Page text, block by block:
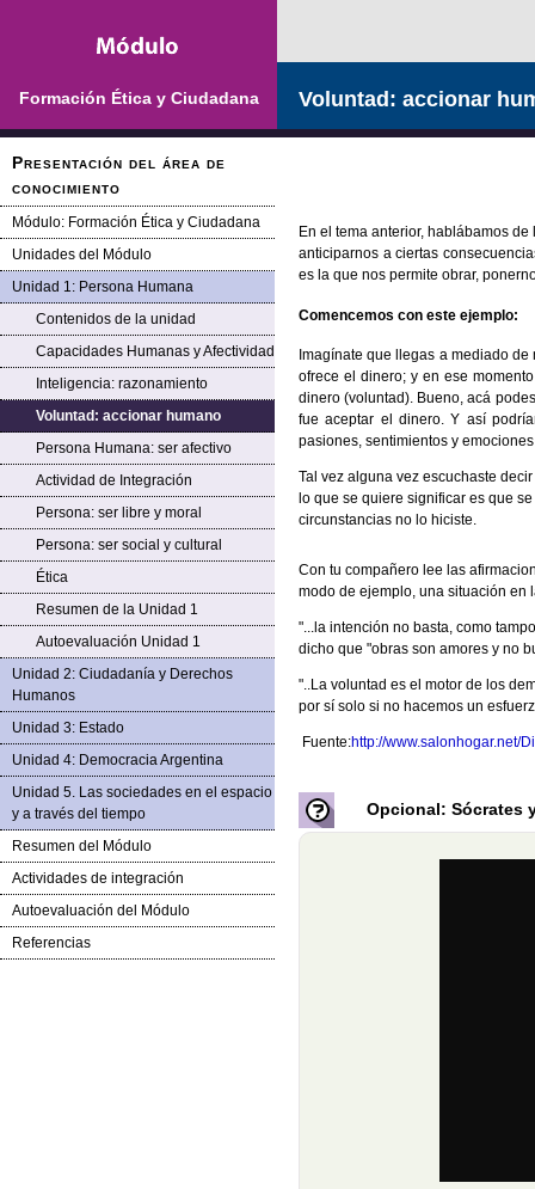
Formación Ética y Ciudadana
Presentación del área de
conocimiento
Módulo: Formación Ética y Ciudadana
Unidades del Módulo
Unidad 1: Persona Humana
Contenidos de la unidad
Capacidades Humanas y Afectividad
Inteligencia: razonamiento
Voluntad: accionar humano
Persona Humana: ser afectivo
Actividad de Integración
Persona: ser libre y moral
Persona: ser social y cultural
Ética
Resumen de la Unidad 1
Autoevaluación Unidad 1
Unidad 2: Ciudadanía y Derechos
Humanos
Unidad 3: Estado
Unidad 4: Democracia Argentina
Unidad 5. Las sociedades en el espacio
y a través del tiempo
Resumen del Módulo
Actividades de integración
Autoevaluación del Módulo
Referencias
Voluntad: accionar
En el tema anterior, hablábamos
anticiparnos a ciertas
es la que nos permite obrar,
Comencemos con este ejemplo:
Imagínate que llegas a mediado
ofrece el dinero; y en ese
dinero (voluntad). Bueno, acá
fue aceptar el dinero. Y así
pasiones, sentimientos y
Tal vez alguna vez escuchaste
lo que se quiere significar es que
circunstancias no lo hiciste.
Con tu compañero lee las
modo de ejemplo, una situación en
"...la intención no basta, como
dicho que "obras son amores y no
"..La voluntad es el motor de los
por sí solo si no hacemos un
Fuente:http://www.salonhogar.net/
Opcional: Sócrates